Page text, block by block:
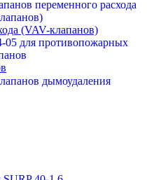
(VAV-клапанов)